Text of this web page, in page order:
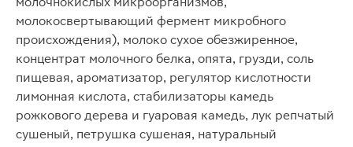
молокосвертывающий фермент микробного
происхождения), молоко сухое обезжиренное,
концентрат молочного белка, опята, грузди, соль
пищевая, ароматизатор, регулятор кислотности
лимонная кислота, стабилизаторы камедь
рожкового дерева и гуаровая камедь, лук репчатый
сушеный, петрушка сушеная, натуральный